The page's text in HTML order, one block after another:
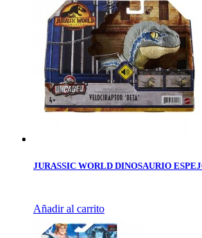
JURASSIC WORLD DINOSAURIO
Añadir al carrito